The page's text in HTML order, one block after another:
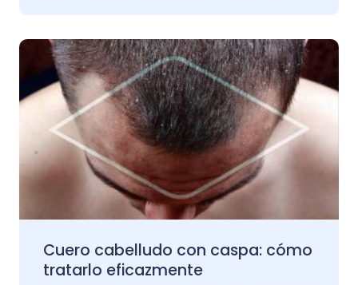
Cuero cabelludo con caspa: cómo
tratarlo eficazmente